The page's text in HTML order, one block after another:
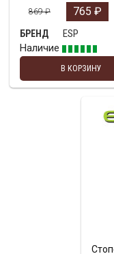
869₽ 765 ₽
БРЕНД
ESP
Наличие
В КОРЗИНУ